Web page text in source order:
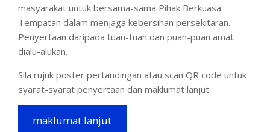
masyarakat untuk bersama-sama Pihak Berkuasa
Tempatan dalam menjaga kebersihan persekitaran.
Penyertaan daripada tuan-tuan dan puan-puan amat
dialu-alukan.
Sila rujuk poster pertandingan atau scan QR code untuk
syarat-syarat penyertaan dan maklumat lanjut.
maklumat lanjut